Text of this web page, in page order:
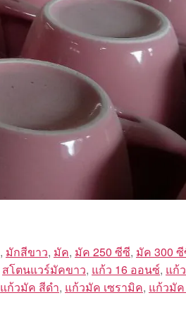
, มักสีขาว, มัค, มัค 250 ซีซี, มัค 300
สโตนแวร์มัคขาว, แก้ว 16 ออนซ์, แก้
แก้วมัค สีดำ, แก้วมัค เซรามิค, แก้วมั